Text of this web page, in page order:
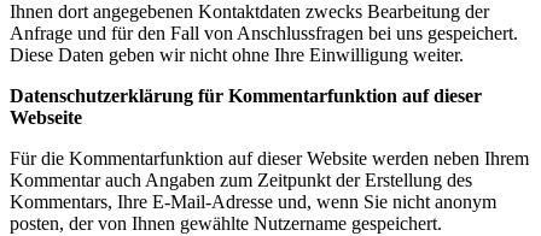
Ihnen dort angegebenen Kontaktdaten zwecks Bearbeitung der
Anfrage und für den Fall von Anschlussfragen bei uns gespeichert.
Diese Daten geben wir nicht ohne Ihre Einwilligung weiter.
Datenschutzerklärung für Kommentarfunktion auf dieser
Webseite
Für die Kommentarfunktion auf dieser Website werden neben Ihrem
Kommentar auch Angaben zum Zeitpunkt der Erstellung des
Kommentars, Ihre E-Mail-Adresse und, wenn Sie nicht anonym
posten, der von Ihnen gewählte Nutzername gespeichert.